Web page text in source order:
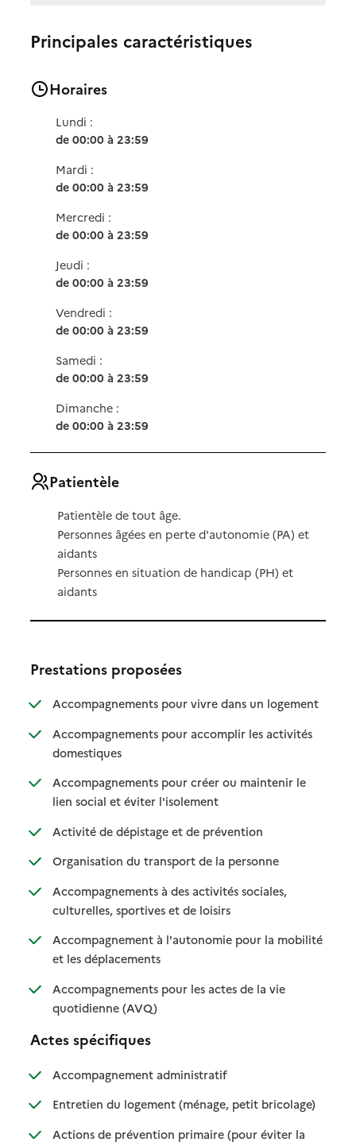
Principales caractéristiques
Horaires
Lundi :
de 00:00 à 23:59
Mardi :
de 00:00 à 23:59
Mercredi :
de 00:00 à 23:59
Jeudi :
de 00:00 à 23:59
Vendredi :
de 00:00 à 23:59
Samedi :
de 00:00 à 23:59
Dimanche :
de 00:00 à 23:59
Patientèle
Patientèle de tout âge.
Personnes âgées en perte d'autonomie (PA) et
aidants
Personnes en situation de handicap (PH) et
aidants
Prestations proposées
Accompagnements pour vivre dans un logement
:
: non
Accompagnements pour accomplir les activités
domestiques: disponible
: non disponible
Accompagnements pour créer ou maintenir le
lien social et éviter l'isolement: disponible
: non disponible
Activité de dépistage et de prévention: disponible
: non disponible
Organisation du transport de la personne: disponible
: non disponible
Accompagnements à des activités sociales,
culturelles, sportives et de loisirs: disponible
: non disponible
Accompagnement à l'autonomie pour la mobilité
et les déplacements: disponible
: non disponible
Accompagnements pour les actes de la vie
quotidienne (AVQ): disponible
: non disponible
Actes spécifiques
Accompagnement administratif: disponible
: non disponible
Entretien du logement (ménage, petit bricolage): disponible
: non
Actions de prévention primaire (pour éviter la